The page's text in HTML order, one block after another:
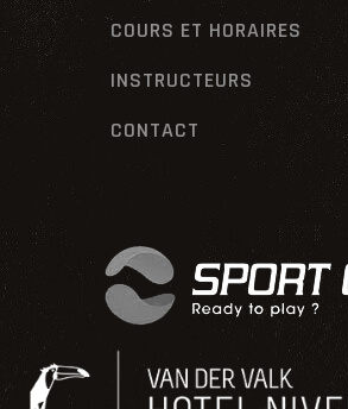
COURS ET HORAIRES
INSTRUCTEURS
CONTACT